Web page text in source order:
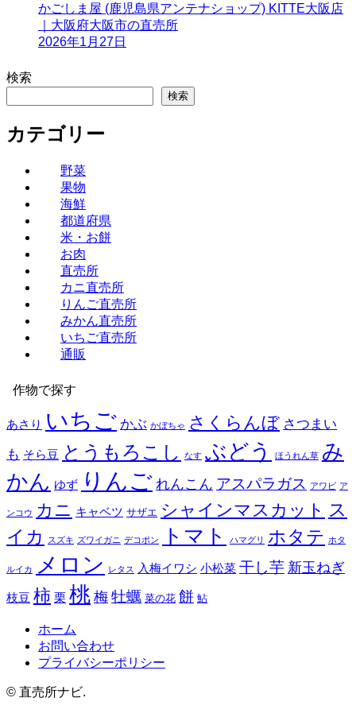
かごしま屋 (鹿児島県アンテナショップ) KITTE大阪店
｜大阪府大阪市の直売所
2026年1月27日
検索
検索
カテゴリー
野菜
果物
海鮮
都道府県
米・お餅
お肉
直売所
カニ直売所
りんご直売所
みかん直売所
いちご直売所
通販
作物で探す
あさり いちご かぶ かぼちゃ さくらんぼ さつまい
も そら豆 とうもろこし なす ぶどう ほうれん草 み
かん ゆず りんご れんこん アスパラガス アワビ ア
ンコウ カニ キャベツ サザエ シャインマスカット ス
イカ
スズキ ズワイガニ デコポン トマト ハマグリ ホタテ ホタ
ルイカ メロン レタス 入梅イワシ 小松菜 干し芋 新玉ねぎ
枝豆 柿 栗 桃 梅 牡蠣 菜の花 餅 鮎
ホーム
お問い合わせ
プライバシーポリシー
© 直売所ナビ.